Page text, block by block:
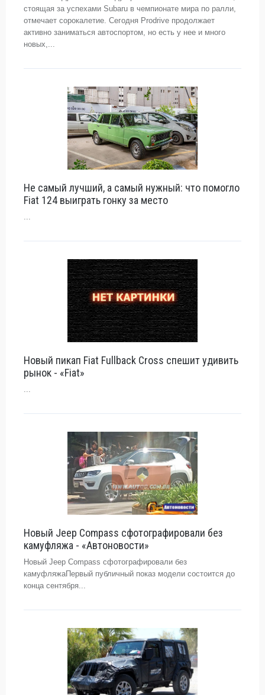
стоящая за успехами Subaru в чемпионате мира по ралли,
отмечает сорокалетие. Сегодня Prodrive продолжает
активно заниматься автоспортом, но есть у нее и много
новых,...
Не самый лучший, а самый нужный: что помогло
Fiat 124 выиграть гонку за место
...
Новый пикап Fiat Fullback Cross спешит удивить
рынок - «Fiat»
...
Новый Jeep Compass сфотографировали без
камуфляжа - «Автоновости»
Новый Jeep Compass сфотографировали без
камуфляжаПервый публичный показ модели состоится до
конца сентября...